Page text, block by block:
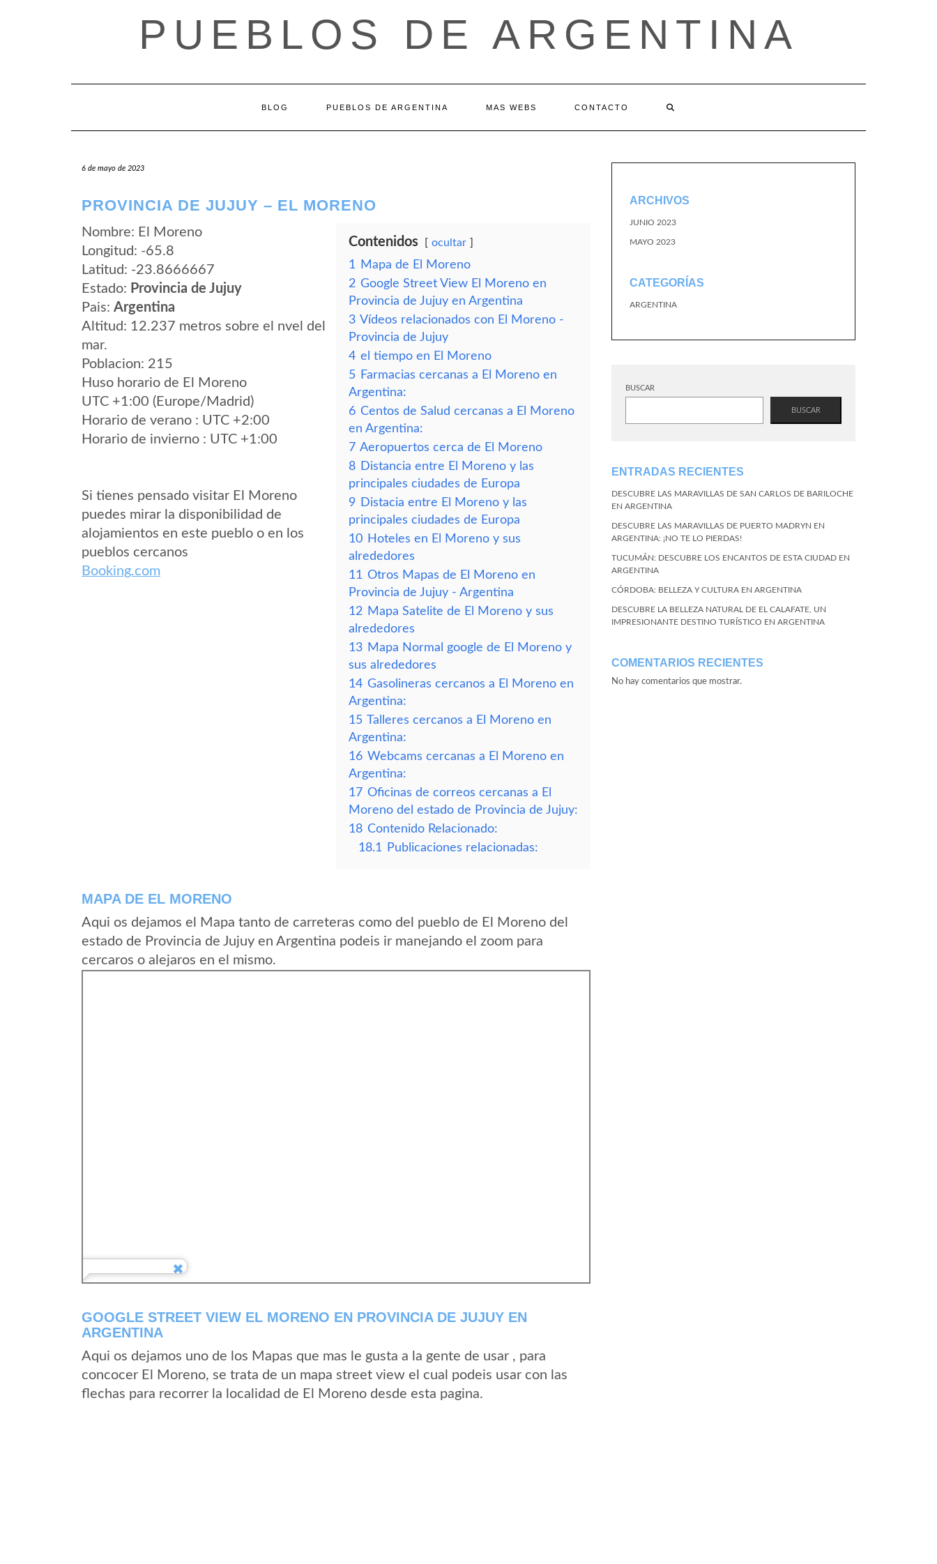
PUEBLOS DE ARGENTINA
BLOG PUEBLOS DE ARGENTINA MAS WEBS CONTACTO
6 de mayo de 2023
PROVINCIA DE JUJUY – EL MORENO
Nombre: El Moreno
Longitud: -65.8
Latitud: -23.8666667
Estado: Provincia de Jujuy
Pais: Argentina
Altitud: 12.237 metros sobre el nvel del
mar.
Poblacion: 215
Huso horario de El Moreno
UTC +1:00 (Europe/Madrid)
Horario de verano : UTC +2:00
Horario de invierno : UTC +1:00
Si tienes pensado visitar El Moreno
puedes mirar la disponibilidad de
alojamientos en este pueblo o en los
pueblos cercanos
Booking.com
Contenidos ocultar
1
Mapa de El Moreno
2 Google Street View El Moreno en
Provincia de Jujuy en Argentina
3 Vídeos relacionados con El Moreno -
Provincia de Jujuy
4 el tiempo en El Moreno
5 Farmacias cercanas a El Moreno en
Argentina:
6 Centos de Salud cercanas a El Moreno
en Argentina:
7 Aeropuertos cerca de El Moreno
8 Distancia entre El Moreno y las
principales ciudades de Europa
9 Distacia entre El Moreno y las
principales ciudades de Europa
10 Hoteles en El Moreno y sus
alrededores
11 Otros Mapas de El Moreno en
Provincia de Jujuy - Argentina
12 Mapa Satelite de El Moreno y sus
alrededores
13 Mapa Normal google de El Moreno y
sus alrededores
14 Gasolineras cercanos a El Moreno en
Argentina:
15 Talleres cercanos a El Moreno en
Argentina:
16 Webcams cercanas a El Moreno en
Argentina:
17 Oficinas de correos cercanas a El
Moreno del estado de Provincia de Jujuy:
18 Contenido Relacionado:
18.1
Publicaciones relacionadas:
MAPA DE EL MORENO
Aqui os dejamos el Mapa tanto de carreteras como del pueblo de El Moreno del
estado de Provincia de Jujuy en Argentina podeis ir manejando el zoom para
cercaros o alejaros en el mismo.
GOOGLE STREET VIEW EL MORENO EN PROVINCIA DE JUJUY EN
ARGENTINA
Aqui os dejamos uno de los Mapas que mas le gusta a la gente de usar , para
concocer El Moreno, se trata de un mapa street view el cual podeis usar con las
flechas para recorrer la localidad de El Moreno desde esta pagina.
ARCHIVOS
JUNIO 2023
MAYO 2023
CATEGORÍAS
ARGENTINA
BUSCAR
BUSCAR
ENTRADAS RECIENTES
DESCUBRE LAS MARAVILLAS DE SAN CARLOS DE BARILOCHE
EN ARGENTINA
DESCUBRE LAS MARAVILLAS DE PUERTO MADRYN EN
ARGENTINA: ¡NO TE LO PIERDAS!
TUCUMÁN: DESCUBRE LOS ENCANTOS DE ESTA CIUDAD EN
ARGENTINA
CÓRDOBA: BELLEZA Y CULTURA EN ARGENTINA
DESCUBRE LA BELLEZA NATURAL DE EL CALAFATE, UN
IMPRESIONANTE DESTINO TURÍSTICO EN ARGENTINA
COMENTARIOS RECIENTES
No hay comentarios que mostrar.